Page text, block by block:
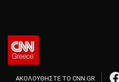
ΑΚΟΛΟΥΘΗΣΤΕ ΤΟ CNN.GR